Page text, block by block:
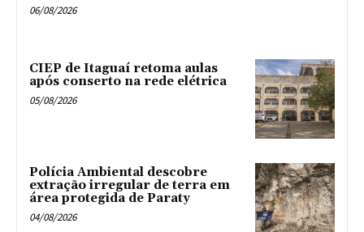
06/08/2026
CIEP de Itaguaí retoma aulas
após conserto na rede elétrica
05/08/2026
Polícia Ambiental descobre
extração irregular de terra em
área protegida de Paraty
04/08/2026